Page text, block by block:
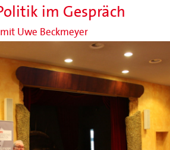
im Gespräch
Uwe Beckmeyer